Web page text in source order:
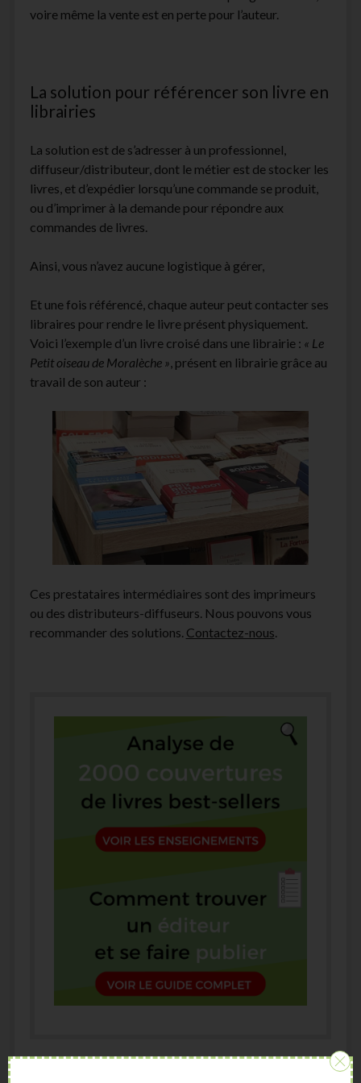
voire même la vente est en perte pour l’auteur.
La solution pour référencer son livre en
librairies
La solution est de s’adresser à un professionnel,
diffuseur/distributeur, dont le métier est de stocker les
livres, et d’expédier lorsqu’une commande se produit,
ou d’imprimer à la demande pour répondre aux
commandes de livres.
Ainsi, vous n’avez aucune logistique à gérer,
Et une fois référencé, chaque auteur peut contacter ses
libraires pour rendre le livre présent physiquement.
Voici l’exemple d’un livre croisé dans une librairie : « Le
Petit oiseau de Moralèche », présent en librairie grâce au
travail de son auteur :
Ces prestataires intermédiaires sont des imprimeurs
ou des distributeurs-diffuseurs. Nous pouvons vous
recommander des solutions. Contactez-nous.